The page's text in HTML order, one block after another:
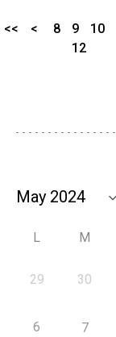
<< < 8 9 10
12
L M
29 30
6 7